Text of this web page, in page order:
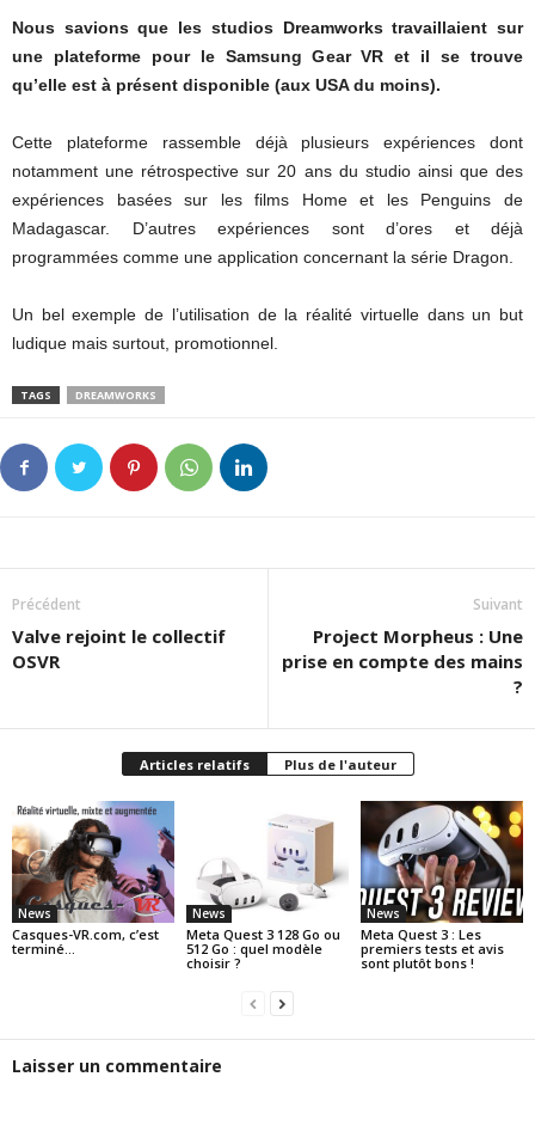
Nous savions que les studios Dreamworks travaillaient sur
une plateforme pour le Samsung Gear VR et il se trouve
qu’elle est à présent disponible (aux USA du moins).
Cette plateforme rassemble déjà plusieurs expériences dont
notamment une rétrospective sur 20 ans du studio ainsi que des
expériences basées sur les films Home et les Penguins de
Madagascar. D’autres expériences sont d’ores et déjà
programmées comme une application concernant la série Dragon.
Un bel exemple de l’utilisation de la réalité virtuelle dans un but
ludique mais surtout, promotionnel.
TAGS DREAMWORKS
Précédent
Valve rejoint le collectif
OSVR
Suivant
Project Morpheus : Une
prise en compte des mains
?
Articles relatifs Plus de l'auteur
News
Casques-VR.com, c’est
terminé…
News
Meta Quest 3 128 Go ou
512 Go : quel modèle
choisir ?
News
Meta Quest 3 : Les
premiers tests et avis
sont plutôt bons !
Laisser un commentaire